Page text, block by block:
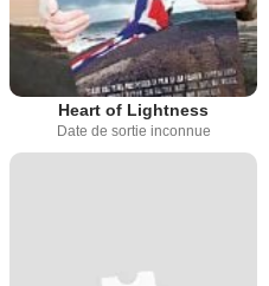
Heart of Lightness
Date de sortie inconnue